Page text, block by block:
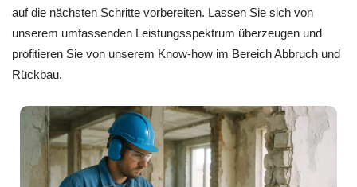
auf die nächsten Schritte vorbereiten. Lassen Sie sich von
unserem umfassenden Leistungsspektrum überzeugen und
profitieren Sie von unserem Know-how im Bereich Abbruch und
Rückbau.